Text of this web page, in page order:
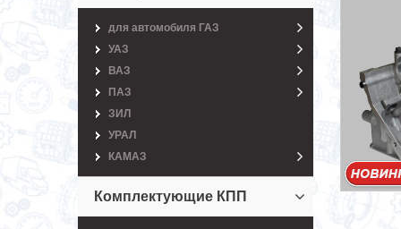
для автомобиля ГАЗ
УАЗ
ВАЗ
ПАЗ
ЗИЛ
УРАЛ
КАМАЗ
Комплектующие КПП